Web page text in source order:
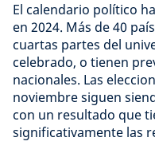
El calendario político
en 2024. Más de 40
cuartas partes del
celebrado, o tienen
nacionales. Las
noviembre siguen
con un resultado que
significativamente las